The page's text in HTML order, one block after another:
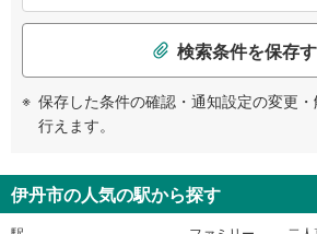
検索条件を保存
保存した条件の確認・通知設定の変更
行えます。
伊丹市の人気の駅から探す